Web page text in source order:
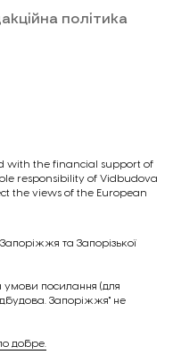
політика
with the financial support of
responsibility of Vidbudova
the views of the European
та Запорізької
умови посилання (для
Запоріжжя" не
добре.